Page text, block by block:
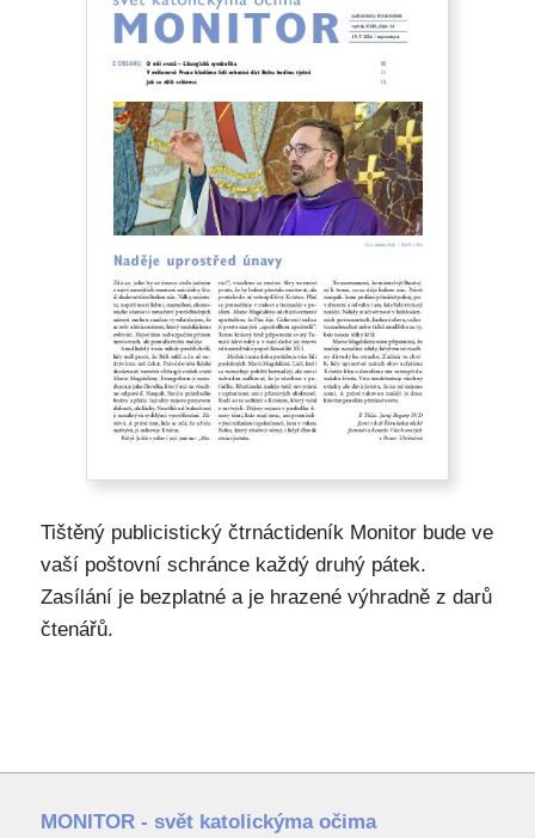
Tištěný publicistický čtrnáctideník Monitor bude ve
vaší poštovní schránce každý druhý pátek.
Zasílání je bezplatné a je hrazené výhradně z darů
čtenářů.
MONITOR - svět katolickýma očima